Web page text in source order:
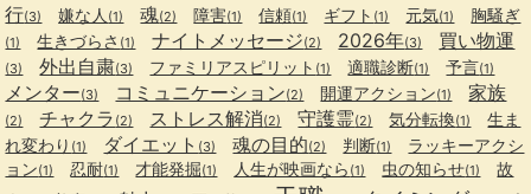
行(3) 嫌な人 (1) 魂(2) 障害(1) 信頼(1) ギフト (1) 元気(1) 胸騒ぎ
(1) 生きづらさ (1) ナイトメッセージ(2) 2026年(3) 買い物運
(3) 外出自粛(3) ファミリアスピリット (1) 適職診断(1) 予言(1)
メンター(3) コミュニケーション(2) 開運アクション(1) 家族
(2) チャクラ (2) ストレス解消(2) 守護霊(2) 気分転換(1)
生ま
れ変わり (1) ダイエット (3) 魂の目的(2) 判断(1)
ラッキーアクシ
ョン(1) 忍耐(1) 才能発掘(1) 人生が映画なら (1) 虫の知らせ(1)
故